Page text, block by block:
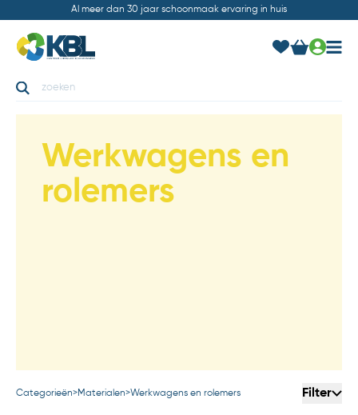
Al meer dan 30 jaar schoonmaak ervaring in huis
Werkwagens en
rolemers
Categorieën>Materialen>Werkwagens en rolemers Filter